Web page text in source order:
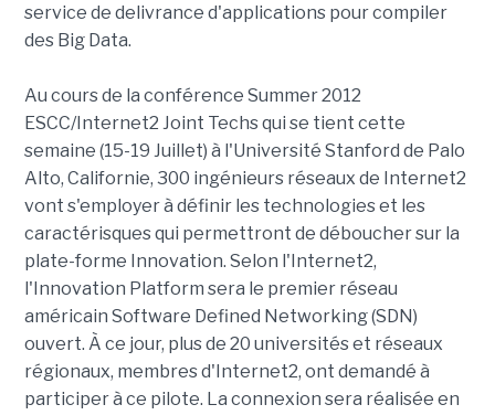
service de delivrance d'applications pour compiler
des Big Data.
Au cours de la conférence Summer 2012
ESCC/Internet2 Joint Techs qui se tient cette
semaine (15-19 Juillet) à l'Université Stanford de Palo
Alto, Californie, 300 ingénieurs réseaux de Internet2
vont s'employer à définir les technologies et les
caractérisques qui permettront de déboucher sur la
plate-forme Innovation. Selon l'Internet2,
l'Innovation Platform sera le premier réseau
américain Software Defined Networking (SDN)
ouvert. À ce jour, plus de 20 universités et réseaux
régionaux, membres d'Internet2, ont demandé à
participer à ce pilote. La connexion sera réalisée en